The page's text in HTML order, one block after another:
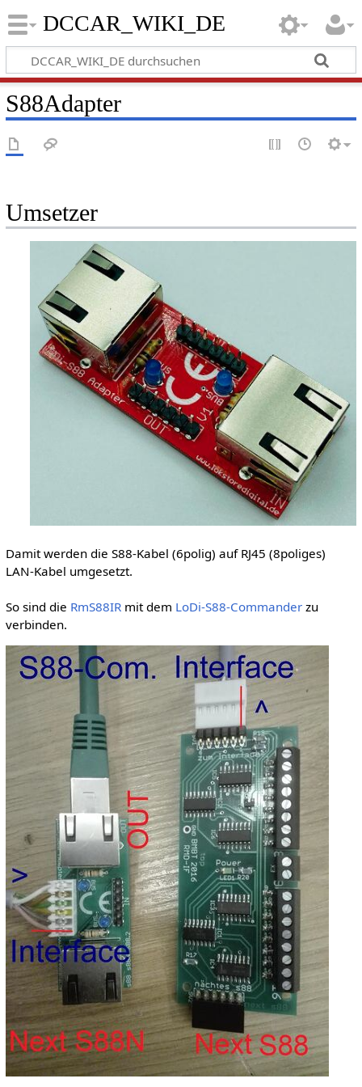
DCCAR_WIKI_DE
S88Adapter
Umsetzer
Damit werden die S88-Kabel (6polig) auf RJ45 (8poliges)
LAN-Kabel umgesetzt.
So sind die RmS88IRmit dem LoDi-S88-Commanderzu
verbinden.